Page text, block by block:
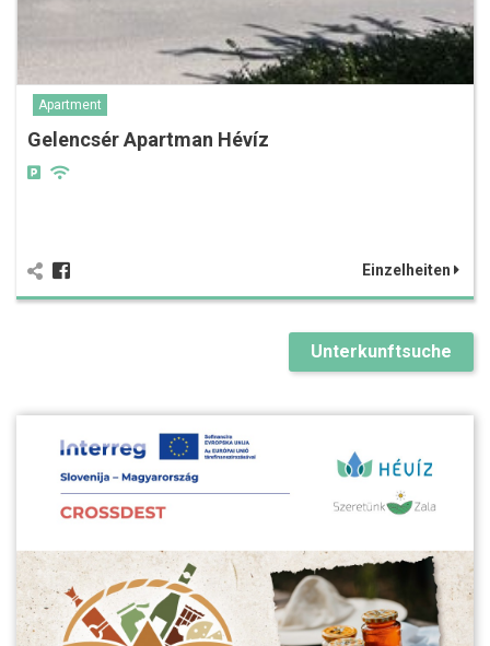
Apartment
Gelencsér Apartman Hévíz
Einzelheiten
Unterkunftsuche